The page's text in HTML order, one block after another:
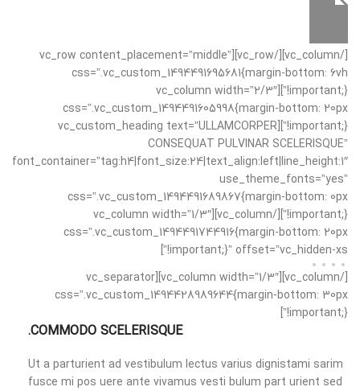
[/vc_column][/vc_row][vc_row content_placement=”middle”
css=”.vc_custom_1494491695681{margin-bottom: 6vh
!important;}”][vc_column width=”2/3″
css=”.vc_custom_1494491605998{margin-bottom: 20px
!important;}”][vc_custom_heading text=”ULLAMCORPER
CONSEQUAT PULVINAR SCELERISQUE”
font_container=”tag:h4|font_size:24|text_align:left|line_height:1″
use_theme_fonts=”yes”
css=”.vc_custom_1494491689867{margin-bottom: 0px
!important;}”][/vc_column][vc_column width=”1/3″
css=”.vc_custom_1494491744916{margin-bottom: 20px
!important;}” offset=”vc_hidden-xs”]
[/vc_column][vc_column width=”1/3″][vc_separator
css=”.vc_custom_1494428989644{margin-bottom: 30px
!important;}”]
COMMODO SCELERISQUE.
Ut a parturient ad vestibulum lectus varius dignistami sarim
fusce mi pos uere ante vivamus vesti bulum part urient sed